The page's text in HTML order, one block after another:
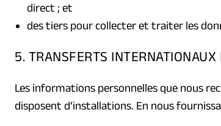
direct ; et
des tiers pour collecter et traiter les
5. TRANSFERTS
Les informations personnelles que nous
disposent d’installations. En nous